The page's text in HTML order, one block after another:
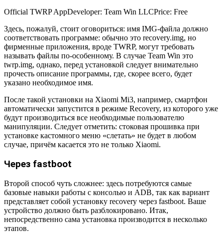
Official TWRP AppDeveloper: Team Win LLCPrice: Free
Здесь, пожалуй, стоит оговориться: имя IMG-файла должно
соответствовать программе: обычно это recovery.img, но
фирменные приложения, вроде TWRP, могут требовать
называть файлы по-особенному. В случае Team Win это
twrp.img, однако, перед установкой следует внимательно
прочесть описание программы, где, скорее всего, будет
указано необходимое имя.
После такой установки на Xiaomi Mi3, например, смартфон
автоматически запустится в режиме Recovery, из которого уже
будут производиться все необходимые пользователю
манипуляции. Следует отметить: стоковая прошивка при
установке кастомного меню «слетать» не будет в любом
случае, причём касается это не только Xiaomi.
Через fastboot
Второй способ чуть сложнее: здесь потребуются самые
базовые навыки работы с консолью и ADB, так как вариант
представляет собой установку recovery через fastboot. Ваше
устройство должно быть разблокировано. Итак,
непосредственно сама установка производится в несколько
этапов.